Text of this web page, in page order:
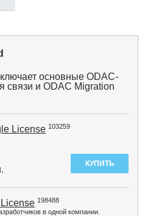
основные ODAC-
связи и ODAC Migration
License 103259
198488
в одной компании.